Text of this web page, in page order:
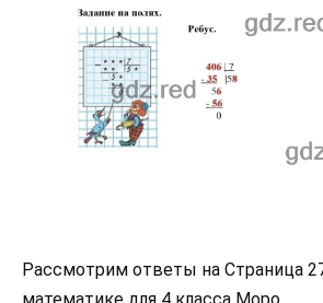
Рассмотрим ответы на Страница
математике для 4 класса Моро